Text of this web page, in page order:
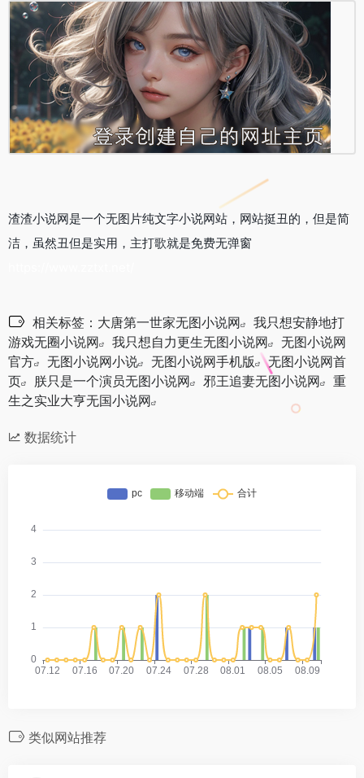
渣渣小说网是一个无图片纯文字小说网站，网站挺丑的，但是简
洁，虽然丑但是实用，主打歌就是免费无弹窗
相关标签： 大唐第一世家无图小说网
我只想安静地打
游戏无圈小说网
我只想自力更生无图小说网
无图小说网
官方
无图小说网小说 无图小说网手机版
无图小说网首
页
朕只是一个演员无图小说网 邪王追妻无图小说网
重
生之实业大亨无国小说网
数据统计
类似网站推荐